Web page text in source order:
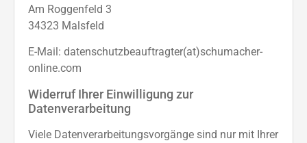
Am Roggenfeld 3
34323 Malsfeld
E-Mail: datenschutzbeauftragter(at)schumacher-
online.com
Widerruf Ihrer Einwilligung zur
Datenverarbeitung
Viele Datenverarbeitungsvorgänge sind nur mit Ihrer